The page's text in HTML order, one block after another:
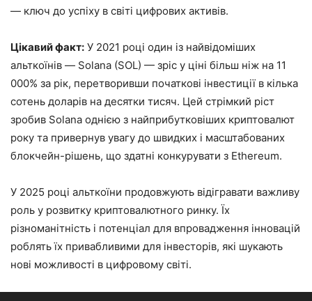
— ключ до успіху в світі цифрових активів.
Цікавий факт: У 2021 році один із найвідоміших
альткоїнів — Solana (SOL) — зріс у ціні більш ніж на 11
000% за рік, перетворивши початкові інвестиції в кілька
сотень доларів на десятки тисяч. Цей стрімкий ріст
зробив Solana однією з найприбутковіших криптовалют
року та привернув увагу до швидких і масштабованих
блокчейн-рішень, що здатні конкурувати з Ethereum.
У 2025 році альткоїни продовжують відігравати важливу
роль у розвитку криптовалютного ринку. Їх
різноманітність і потенціал для впровадження інновацій
роблять їх привабливими для інвесторів, які шукають
нові можливості в цифровому світі.